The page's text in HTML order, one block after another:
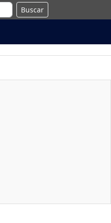
Buscar